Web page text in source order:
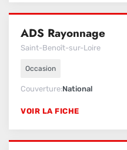
ADS Rayonnage
Saint-Benoît-sur-Loire
Occasion
Couverture National
VOIR LA FICHE